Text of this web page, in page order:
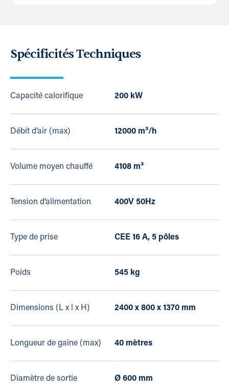
Spécificités Techniques
Capacité calorifique 200 kW
Débit d’air (max) 12000 m³/h
Volume moyen chauffé 4108 m³
Tension d’alimentation 400V 50Hz
Type de prise CEE 16 A, 5 pôles
Poids 545 kg
Dimensions (L x l x H) 2400 x 800 x 1370 mm
Longueur de gaine (max) 40 mètres
Diamètre de sortie Ø 600 mm